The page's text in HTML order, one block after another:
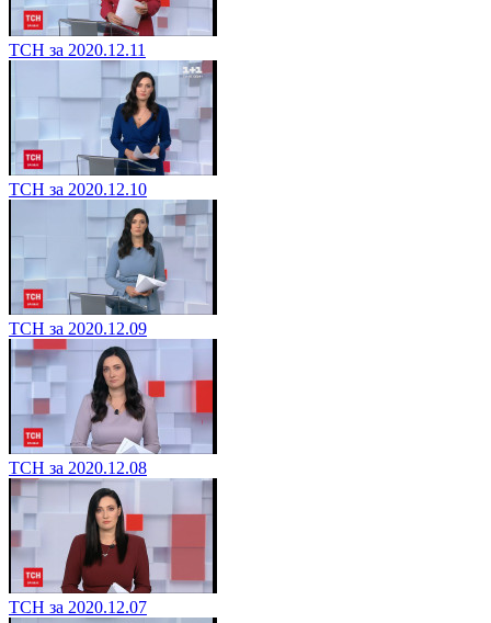
ТСН за 2020.12.11
ТСН за 2020.12.10
ТСН за 2020.12.09
ТСН за 2020.12.08
ТСН за 2020.12.07